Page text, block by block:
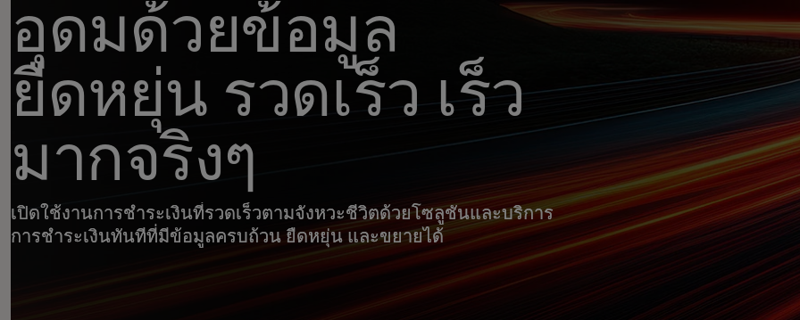
อุดมด้วยข้อมูล
ยืดหยุ่น รวดเร็ว เร็ว
มากจริงๆ
เปิดใช้งานการชำระเงินที่รวดเร็วตามจังหวะชีวิตด้วยโซลูชันและบริการ
การชำระเงินทันทีที่มีข้อมูลครบถ้วน ยืดหยุ่น และขยายได้